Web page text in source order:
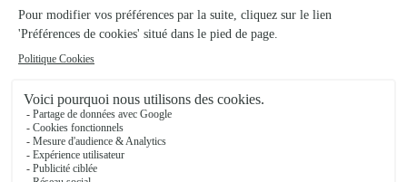
Monceau Fleurs
St Thibault des Vignes
95, avenue du Général Leclerc
Voir la boutique